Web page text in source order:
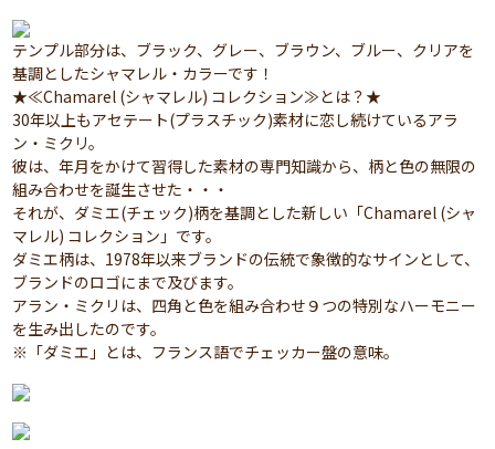
テンプル部分は、ブラック、グレー、ブラウン、ブルー、クリアを
基調としたシャマレル・カラーです！
★≪Chamarel (シャマレル) コレクション≫とは？★
30年以上もアセテート(プラスチック)素材に恋し続けているアラ
ン・ミクリ。
彼は、年月をかけて習得した素材の専門知識から、柄と色の無限の
組み合わせを誕生させた・・・
それが、ダミエ(チェック)柄を基調とした新しい「Chamarel (シャ
マレル) コレクション」です。
ダミエ柄は、1978年以来ブランドの伝統で象徴的なサインとして、
ブランドのロゴにまで及びます。
アラン・ミクリは、四角と色を組み合わせ９つの特別なハーモニー
を生み出したのです。
※「ダミエ」とは、フランス語でチェッカー盤の意味。